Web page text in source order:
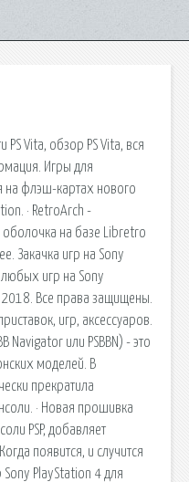
PS Vita, обзор PS Vita, вся
Игры для
на флэш-картах нового
· RetroArch -
на базе Libretro
Закачка игр на Sony
игр на Sony
Все права защищены.
игр, аксессуаров.
Navigator или PSBBN) - это
моделей. В
прекратила
· Новая прошивка
PSP, добавляет
появится, и случится
PlayStation 4 для